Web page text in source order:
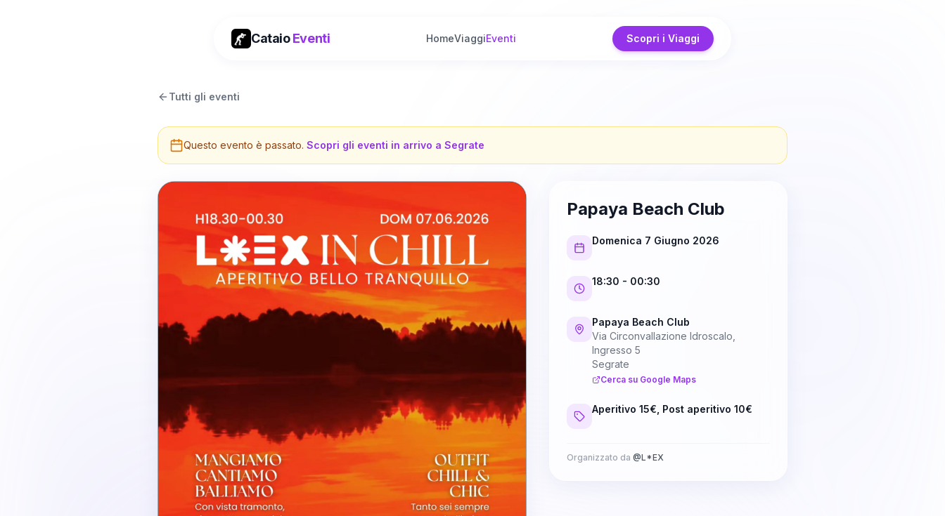
CataioEventi HomeViaggiEventi Scopri i Viaggi
Tutti gli eventi
Questo evento è passato. Scopri gli eventi in arrivo a Segrate
Papaya Beach Club
Domenica 7 Giugno 2026
18:30 - 00:30
Papaya Beach Club
Via Circonvallazione Idroscalo,
Ingresso 5
Segrate
Cerca su Google Maps
Aperitivo 15€, Post aperitivo 10€
Organizzato da @L*EX